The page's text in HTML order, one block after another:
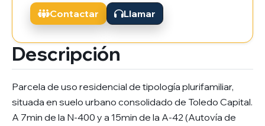
Descripción
Parcela de uso residencial de tipología plurifamiliar,
situada en suelo urbano consolidado de Toledo Capital.
A 7min de la N-400 y a 15min de la A-42 (Autovía de
Contactar Llamar